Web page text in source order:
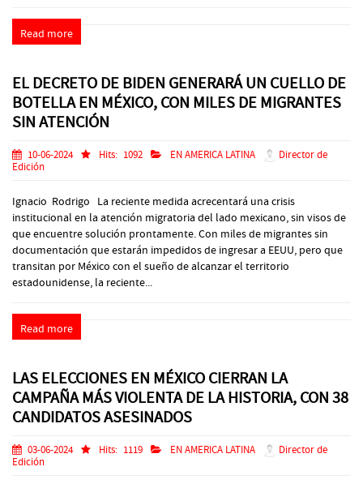
Read more
EL DECRETO DE BIDEN GENERARÁ UN CUELLO DE
BOTELLA EN MÉXICO, CON MILES DE MIGRANTES
SIN ATENCIÓN
10-06-2024 Hits: 1092 EN AMERICA LATINA
Director de
Edición
Ignacio Rodrigo La reciente medida acrecentará una crisis
institucional en la atención migratoria del lado mexicano, sin visos de
que encuentre solución prontamente. Con miles de migrantes sin
documentación que estarán impedidos de ingresar a EEUU, pero que
transitan por México con el sueño de alcanzar el territorio
estadounidense, la reciente...
Read more
LAS ELECCIONES EN MÉXICO CIERRAN LA
CAMPAÑA MÁS VIOLENTA DE LA HISTORIA, CON 38
CANDIDATOS ASESINADOS
03-06-2024 Hits: 1119 EN AMERICA LATINA
Director de
Edición